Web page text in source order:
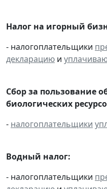
Налог на игорный
- налогоплательщики
декларацию и
Сбор за пользование
биологических
- налогоплательщики
Водный налог:
- налогоплательщики